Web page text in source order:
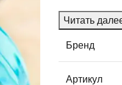
Читать
Бренд
Артикул